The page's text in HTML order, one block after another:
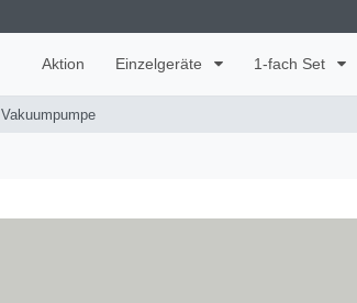
Aktion Einzelgeräte 1-fach Set
Vakuumpumpe